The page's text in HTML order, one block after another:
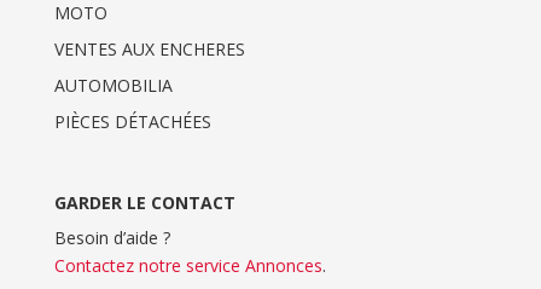
MOTO
VENTES AUX ENCHERES
AUTOMOBILIA
PIÈCES DÉTACHÉES
GARDER LE CONTACT
Besoin d’aide ?
Contactez notre service Annonces.